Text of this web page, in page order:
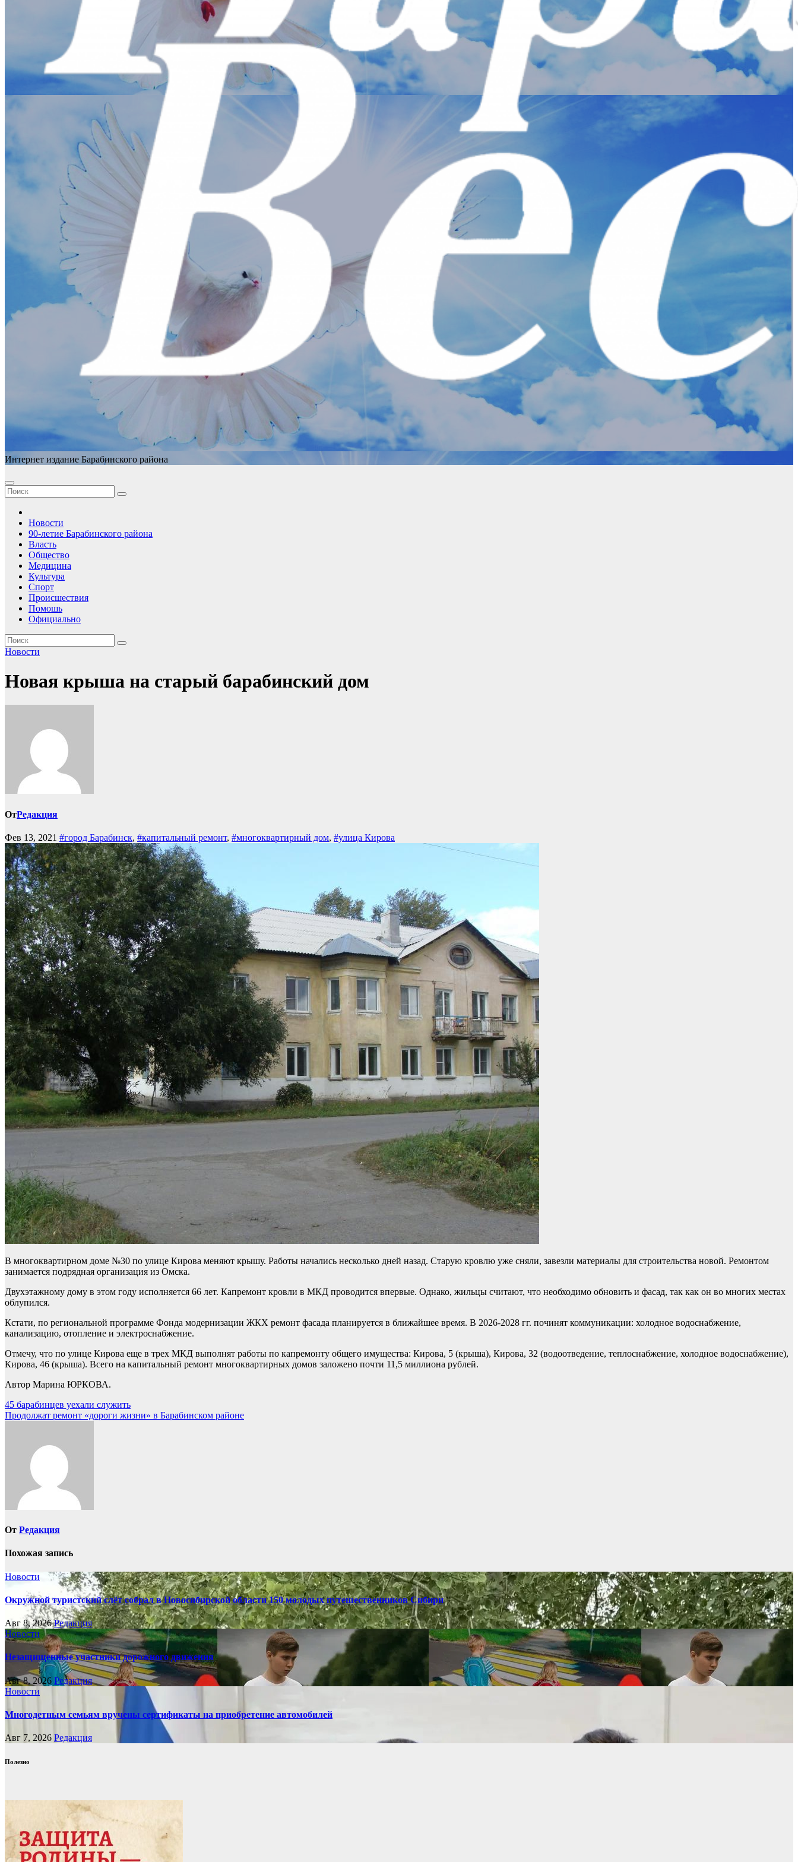
Интернет издание Барабинского района
Новости
90-летие Барабинского района
Власть
Общество
Медицина
Культура
Спорт
Происшествия
Помошь
Официально
Новости
Новая крыша на старый барабинский дом
ОтРедакция
Фев 13, 2021 #город Барабинск, #капитальный ремонт, #многоквартирный дом, #улица Кирова
В многоквартирном доме №30 по улице Кирова меняют крышу. Работы начались несколько дней назад. Старую кровлю уже сняли, завезли материалы для строительства новой. Ремонтом
занимается подрядная организация из Омска.
Двухэтажному дому в этом году исполняется 66 лет. Капремонт кровли в МКД проводится впервые. Однако, жильцы считают, что необходимо обновить и фасад, так как он во многих местах
облупился.
Кстати, по региональной программе Фонда модернизации ЖКХ ремонт фасада планируется в ближайшее время. В 2026-2028 гг. починят коммуникации: холодное водоснабжение,
канализацию, отопление и электроснабжение.
Отмечу, что по улице Кирова еще в трех МКД выполнят работы по капремонту общего имущества: Кирова, 5 (крыша), Кирова, 32 (водоотведение, теплоснабжение, холодное водоснабжение),
Кирова, 46 (крыша). Всего на капитальный ремонт многоквартирных домов заложено почти 11,5 миллиона рублей.
Автор Марина ЮРКОВА.
Навигация
по
45 барабинцев уехали служить
Продолжат ремонт «дороги жизни» в Барабинском районе
От Редакция
Похожая запись
Новости
Окружной туристский слёт собрал в Новосибирской области 150 молодых путешественников Сибири
Авг 8, 2026Редакция
Новости
Незащищенные участники дорожного движения
Авг 8, 2026 Редакция
Новости
Многодетным семьям вручены сертификаты на приобретение автомобилей
Авг 7, 2026 Редакция
Полезно